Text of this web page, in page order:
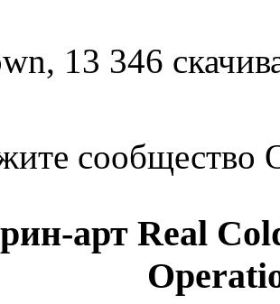
13 346
сообщество
арт Real